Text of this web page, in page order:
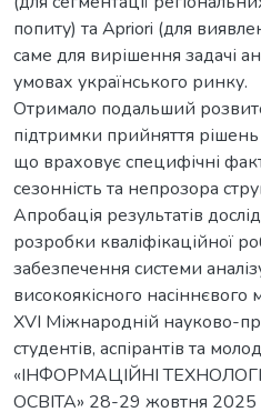
попиту) та Apriori (для
саме для вирішення задачі
умовах українського ринку.
Отримало подальший
підтримки прийняття
що враховує специфічні
сезонність та непрозора
Апробація результатів
розробки кваліфікаційної
забезпечення системи
високоякісного насіннєвого
XVI Міжнародній науково-
студентів, аспірантів та
«ІНФОРМАЦІЙНІ
ОСВІТА» 28-29 жовтня 2025